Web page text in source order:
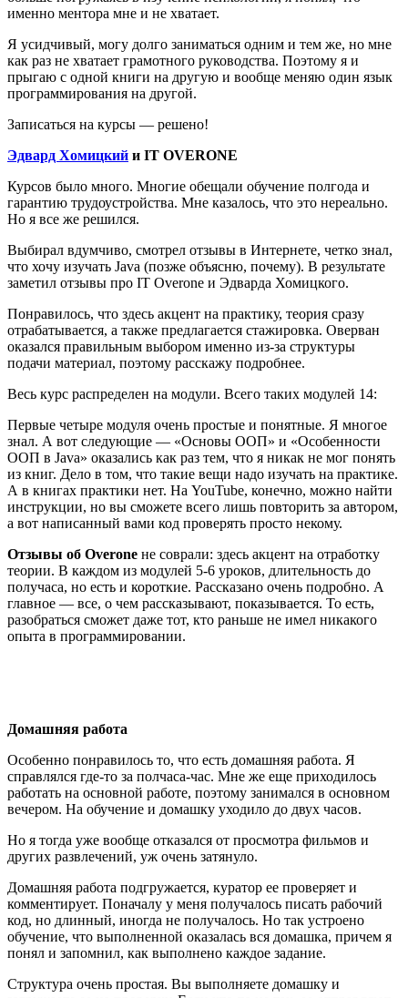
именно ментора мне и не хватает.
Я усидчивый, могу долго заниматься одним и тем же, но мне
как раз не хватает грамотного руководства. Поэтому я и
прыгаю с одной книги на другую и вообще меняю один язык
программирования на другой.
Записаться на курсы — решено!
Эдвард Хомицкий и IT OVERONE
Курсов было много. Многие обещали обучение полгода и
гарантию трудоустройства. Мне казалось, что это нереально.
Но я все же решился.
Выбирал вдумчиво, смотрел отзывы в Интернете, четко знал,
что хочу изучать Java (позже объясню, почему). В результате
заметил отзывы про IT Overone и Эдварда Хомицкого.
Понравилось, что здесь акцент на практику, теория сразу
отрабатывается, а также предлагается стажировка. Оверван
оказался правильным выбором именно из-за структуры
подачи материал, поэтому расскажу подробнее.
Весь курс распределен на модули. Всего таких модулей 14:
Первые четыре модуля очень простые и понятные. Я многое
знал. А вот следующие — «Основы ООП» и «Особенности
ООП в Java» оказались как раз тем, что я никак не мог понять
из книг. Дело в том, что такие вещи надо изучать на практике.
А в книгах практики нет. На YouTube, конечно, можно найти
инструкции, но вы сможете всего лишь повторить за автором,
а вот написанный вами код проверять просто некому.
Отзывы об Overone не соврали: здесь акцент на отработку
теории. В каждом из модулей 5-6 уроков, длительность до
получаса, но есть и короткие. Рассказано очень подробно. А
главное — все, о чем рассказывают, показывается. То есть,
разобраться сможет даже тот, кто раньше не имел никакого
опыта в программировании.
Домашняя работа
Особенно понравилось то, что есть домашняя работа. Я
справлялся где-то за полчаса-час. Мне же еще приходилось
работать на основной работе, поэтому занимался в основном
вечером. На обучение и домашку уходило до двух часов.
Но я тогда уже вообще отказался от просмотра фильмов и
других развлечений, уж очень затянуло.
Домашняя работа подгружается, куратор ее проверяет и
комментирует. Поначалу у меня получалось писать рабочий
код, но длинный, иногда не получалось. Но так устроено
обучение, что выполненной оказалась вся домашка, причем я
понял и запомнил, как выполнено каждое задание.
Структура очень простая. Вы выполняете домашку и